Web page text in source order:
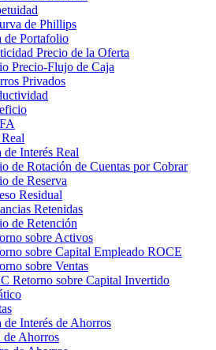
de Phillips
de Portafolio
Precio de la Oferta
Precio-Flujo de Caja
Privados
de Interés Real
de Rotación de Cuentas por Cobrar
de Reserva
Residual
Retenidas
de Retención
sobre Activos
sobre Capital Empleado ROCE
sobre Ventas
Retorno sobre Capital Invertido
de Interés de Ahorros
de Ahorros